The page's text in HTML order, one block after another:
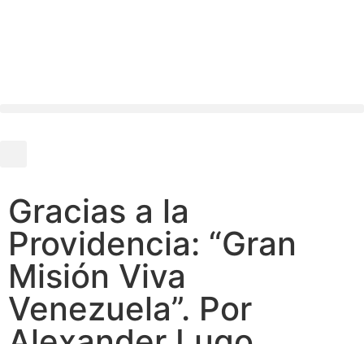
Gracias a la
Providencia: “Gran
Misión Viva
Venezuela”. Por